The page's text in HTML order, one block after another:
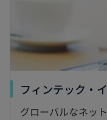
フィンテック・
グローバルなネッ